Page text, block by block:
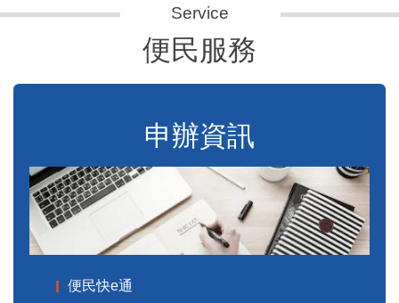
便民服務
申辦資訊
便民快e通